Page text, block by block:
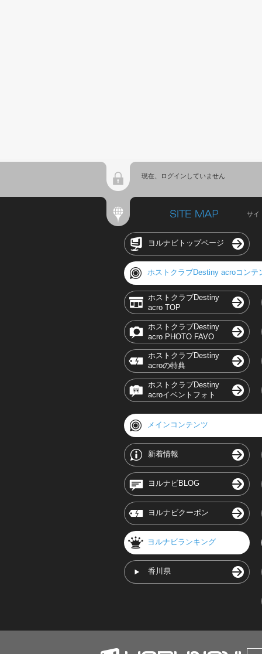
現在、ログインしていません
サイ
ヨルナビトップページ
ホストクラブDestiny acroコンテ
ホストクラブDestiny
acro TOP
ホストクラブDestiny
acro PHOTO FAVO
ホストクラブDestiny
acroの特典
ホストクラブDestiny
acroイベントフォト
メインコンテンツ
新着情報
ヨルナビBLOG
ヨルナビクーポン
ヨルナビランキング
香川県